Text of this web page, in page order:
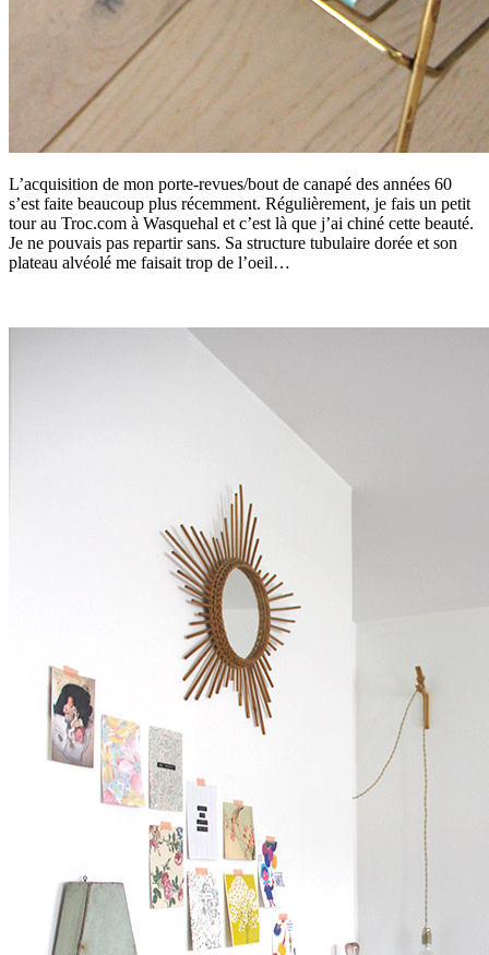
L’acquisition de mon porte-revues/bout de canapé des années 60
s’est faite beaucoup plus récemment. Régulièrement, je fais un petit
tour au Troc.com à Wasquehal et c’est là que j’ai chiné cette beauté.
Je ne pouvais pas repartir sans. Sa structure tubulaire dorée et son
plateau alvéolé me faisait trop de l’oeil…